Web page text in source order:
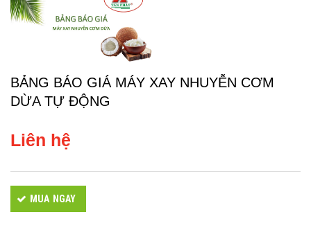
BẢNG BÁO GIÁ MÁY XAY NHUYỄN CƠM
DỪA TỰ ĐỘNG
Liên hệ
MUA NGAY